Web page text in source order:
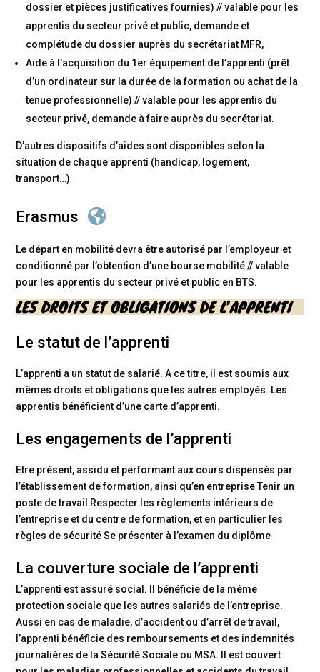
dossier et pièces justificatives fournies) // valable pour les
apprentis du secteur privé et public, demande et
complétude du dossier auprès du secrétariat MFR,
Aide à l’acquisition du 1er équipement de l’apprenti (prêt
d’un ordinateur sur la durée de la formation ou achat de la
tenue professionnelle) // valable pour les apprentis du
secteur privé, demande à faire auprès du secrétariat.
D’autres dispositifs d’aides sont disponibles selon la
situation de chaque apprenti (handicap, logement,
transport…)
Erasmus 
Le départ en mobilité devra être autorisé par l’employeur et
conditionné par l’obtention d’une bourse mobilité // valable
pour les apprentis du secteur privé et public en BTS.
LES DROITS ET OBLIGATIONS DE L’APPRENTI
Le statut de l’apprenti
L’apprenti a un statut de salarié. A ce titre, il est soumis aux
mêmes droits et obligations que les autres employés. Les
apprentis bénéficient d’une carte d’apprenti.
Les engagements de l’apprenti
Etre présent, assidu et performant aux cours dispensés par
l’établissement de formation, ainsi qu’en entreprise Tenir un
poste de travail Respecter les règlements intérieurs de
l’entreprise et du centre de formation, et en particulier les
règles de sécurité Se présenter à l’examen du diplôme
La couverture sociale de l’apprenti
L’apprenti est assuré social. Il bénéficie de la même
protection sociale que les autres salariés de l’entreprise.
Aussi en cas de maladie, d’accident ou d’arrêt de travail,
l’apprenti bénéficie des remboursements et des indemnités
journalières de la Sécurité Sociale ou MSA. Il est couvert